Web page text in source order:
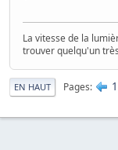
La vitesse de la
trouver quelqu'un
EN HAUT Pages 1